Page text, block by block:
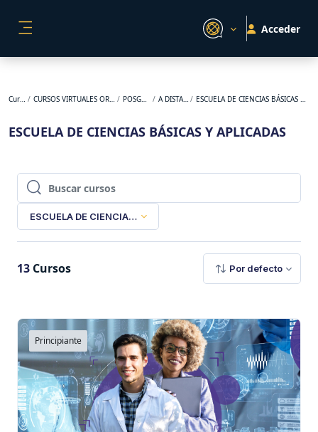
Acceder
Cursos CURSOS VIRTUALES ORIGINALES POSGRADO A DISTANCIA ESCUELA DE CIENCIAS BÁSICAS Y APLICADAS
ESCUELA DE CIENCIAS BÁSICAS Y APLICADAS
Buscar cursos
Buscar cursos
ESCUELA DE CIENCIAS BÁSICAS Y APLICADAS
13 Cursos Por defecto
Principiante